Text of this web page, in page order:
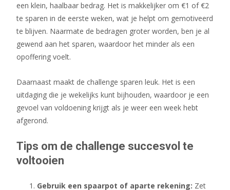
een klein, haalbaar bedrag. Het is makkelijker om €1 of €2
te sparen in de eerste weken, wat je helpt om gemotiveerd
te blijven. Naarmate de bedragen groter worden, ben je al
gewend aan het sparen, waardoor het minder als een
opoffering voelt.
Daarnaast maakt de challenge sparen leuk. Het is een
uitdaging die je wekelijks kunt bijhouden, waardoor je een
gevoel van voldoening krijgt als je weer een week hebt
afgerond.
Tips om de challenge succesvol te
voltooien
Gebruik een spaarpot of aparte rekening: Zet